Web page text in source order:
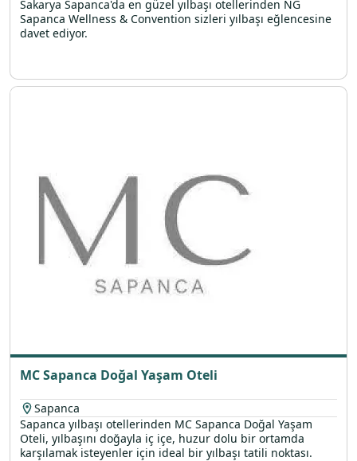
Sakarya Sapanca'da en güzel yılbaşı otellerinden NG
Sapanca Wellness & Convention sizleri yılbaşı eğlencesine
davet ediyor.
MC Sapanca Doğal Yaşam Oteli
Sapanca
Sapanca yılbaşı otellerinden MC Sapanca Doğal Yaşam
Oteli, yılbaşını doğayla iç içe, huzur dolu bir ortamda
karşılamak isteyenler için ideal bir yılbaşı tatili noktası.